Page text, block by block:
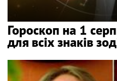
Гороскоп на 1
для всіх знаків